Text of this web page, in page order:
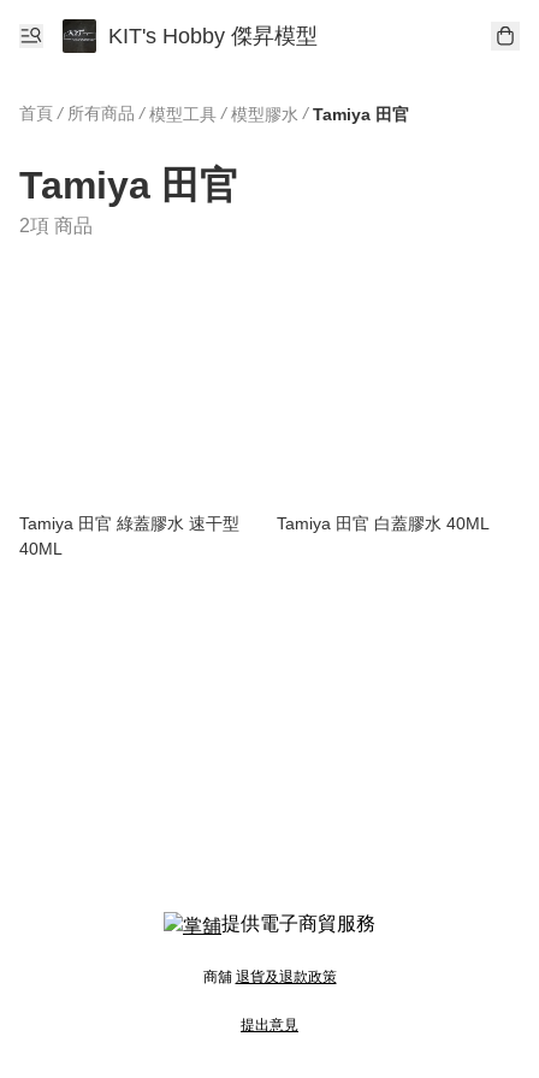
KIT's Hobby 傑昇模型
首頁 / 所有商品 / 模型工具 / 模型膠水 / Tamiya 田官
Tamiya 田官
2項 商品
Tamiya 田官 綠蓋膠水 速干型
40ML
Tamiya 田官 白蓋膠水 40ML
提供電子商貿服務
商舖 退貨及退款政策
提出意見